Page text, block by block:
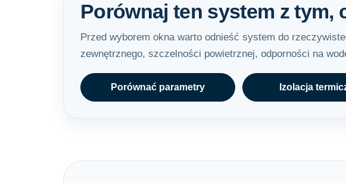
Porównaj ten system z tym,
Przed wyborem okna warto odnieść system do
zewnętrznego, szczelności powietrznej, odporności na
Porównać parametry Izolacja